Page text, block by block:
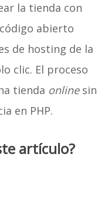
la tienda con
abierto
de hosting de la
clic. El proceso
tienda onlinesin
en PHP.
artículo?